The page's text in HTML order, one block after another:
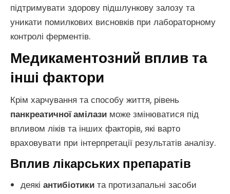
підтримувати здорову підшлункову залозу та
уникати помилкових висновків при лабораторному
контролі ферментів.
Медикаментозний вплив та
інші фактори
Крім харчування та способу життя, рівень
панкреатичної амілази може змінюватися під
впливом ліків та інших факторів, які варто
враховувати при інтерпретації результатів аналізу.
Вплив лікарських препаратів
деякі антибіотики та протизапальні засоби